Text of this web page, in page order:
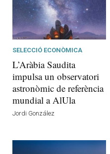
SELECCIÓ ECONÒMICA
L’Aràbia Saudita
impulsa un observatori
astronòmic de referència
mundial a AlUla
Jordi González